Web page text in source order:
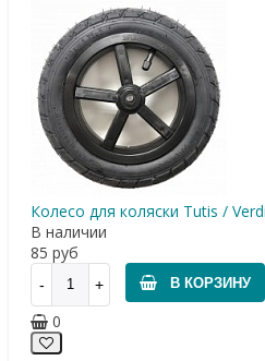
Колесо для коляски Tutis /
В наличии
85 руб
В КОРЗИНУ
0